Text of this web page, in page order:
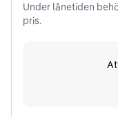
Under lånetiden
pris.